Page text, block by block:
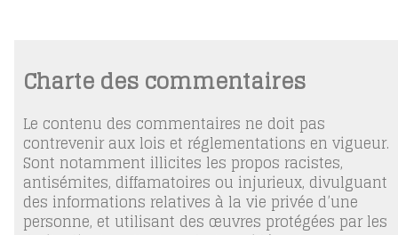
Charte des commentaires
Le contenu des commentaires ne doit pas
contrevenir aux lois et réglementations en vigueur.
Sont notamment illicites les propos racistes,
antisémites, diffamatoires ou injurieux, divulguant
des informations relatives à la vie privée d’une
personne, et utilisant des œuvres protégées par les